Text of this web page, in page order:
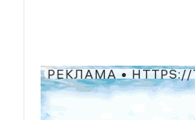
РЕКЛАМА • HTTPS://